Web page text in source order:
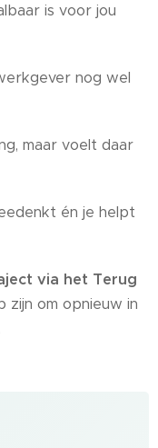
is voor jou
nog wel
maar voelt daar
én je helpt
via het Terug
zijn om opnieuw in